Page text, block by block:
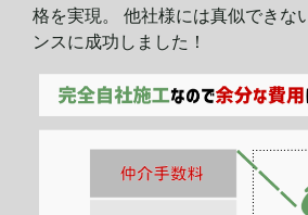
格を実現。 他社様には真似できな
ンスに 成功しました！